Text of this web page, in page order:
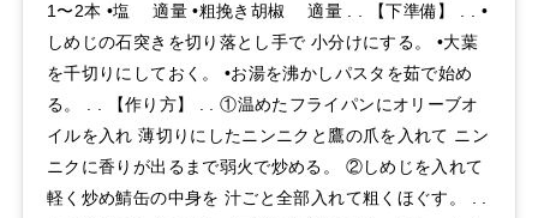
1〜2本 •塩 適量 •粗挽き胡椒 適量 . . 【下準備】 . . •
しめじの石突きを切り落とし手で 小分けにする。 •大葉
を千切りにしておく。 •お湯を沸かしパスタを茹で始め
る。 . . 【作り方】 . . ①温めたフライパンにオリーブオ
イルを入れ 薄切りにしたニンニクと鷹の爪を入れて ニン
ニクに香りが出るまで弱火で炒める。 ②しめじを入れて
軽く炒め鯖缶の中身を 汁ごと全部入れて粗くほぐす。 . .